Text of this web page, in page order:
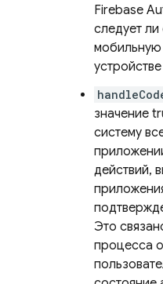
Firebase
следует
мобильную
значение
систему
действий,
Это
процесса